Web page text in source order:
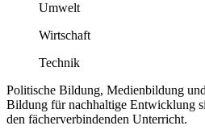
Umwelt
Wirtschaft
Technik
Politische Bildung, Medienbildung
Bildung für nachhaltige Entwicklung
den fächerverbindenden Unterricht.